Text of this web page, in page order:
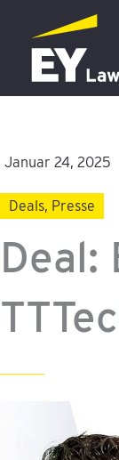
Inhalt
springen
Januar 24, 2025
Deals, Presse
Deal: